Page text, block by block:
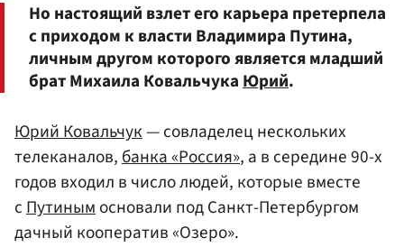
Но настоящий взлет его карьера претерпела
с приходом к власти Владимира Путина,
личным другом которого является младший
брат Михаила КовальчукаЮрий.
Юрий Ковальчук— совладелец нескольких
телеканалов,банка «Россия», а в середине 90-х
годов входил в число людей, которые вместе
сПутинымосновали под Санкт-Петербургом
дачный кооператив «Озеро».